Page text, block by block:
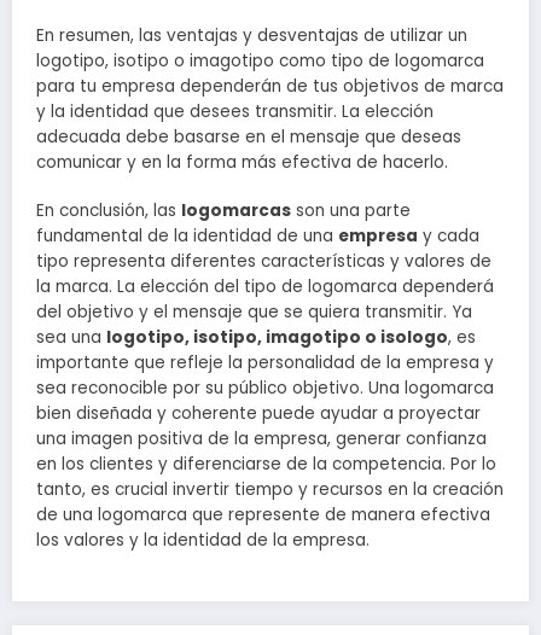
En resumen, las ventajas y desventajas de utilizar un
logotipo, isotipo o imagotipo como tipo de logomarca
para tu empresa dependerán de tus objetivos de marca
y la identidad que desees transmitir. La elección
adecuada debe basarse en el mensaje que deseas
comunicar y en la forma más efectiva de hacerlo.
En conclusión, las logomarcas son una parte
fundamental de la identidad de una empresa y cada
tipo representa diferentes características y valores de
la marca. La elección del tipo de logomarca dependerá
del objetivo y el mensaje que se quiera transmitir. Ya
sea una logotipo, isotipo, imagotipo o isologo, es
importante que refleje la personalidad de la empresa y
sea reconocible por su público objetivo. Una logomarca
bien diseñada y coherente puede ayudar a proyectar
una imagen positiva de la empresa, generar confianza
en los clientes y diferenciarse de la competencia. Por lo
tanto, es crucial invertir tiempo y recursos en la creación
de una logomarca que represente de manera efectiva
los valores y la identidad de la empresa.